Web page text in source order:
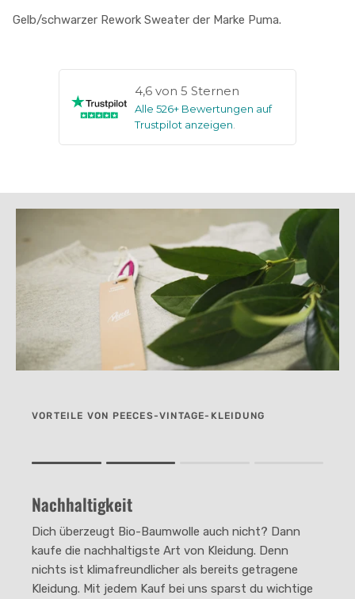
Gelb/schwarzer Rework Sweater der Marke Puma.
4,6 von 5 Sternen
Alle 526+ Bewertungen auf
Trustpilot anzeigen
VORTEILE VON PEECES-VINTAGE-KLEIDUNG
The rating of this product for "" is 2.
Nachhaltigkeit
Dich überzeugt Bio-Baumwolle auch nicht? Dann
kaufe die nachhaltigste Art von Kleidung. Denn
nichts ist klimafreundlicher als bereits getragene
Kleidung. Mit jedem Kauf bei uns sparst du wichtige